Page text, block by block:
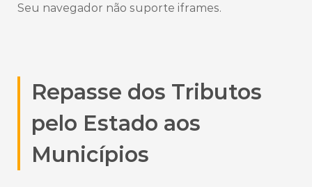
Seu navegador não suporte iframes.
Repasse dos Tributos
pelo Estado aos
Municípios